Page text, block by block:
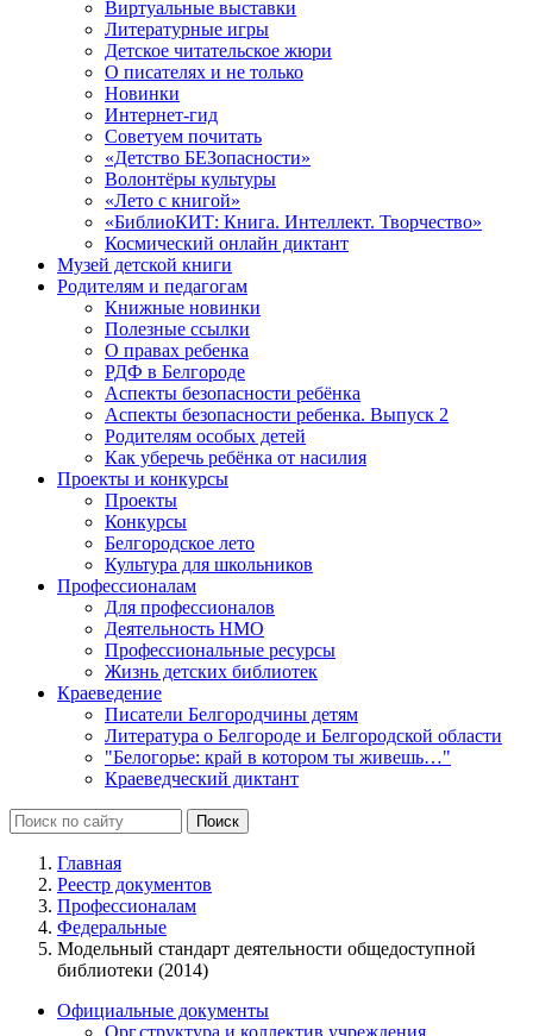
Виртуальные выставки
Литературные игры
Детское читательское жюри
О писателях и не только
Новинки
Интернет-гид
Советуем почитать
«Детство БЕЗопасности»
Волонтёры культуры
«Лето с книгой»
«БиблиоКИТ: Книга. Интеллект. Творчество»
Космический онлайн диктант
Музей детской книги
Родителям и педагогам
Книжные новинки
Полезные ссылки
О правах ребенка
РДФ в Белгороде
Аспекты безопасности ребёнка
Аспекты безопасности ребенка. Выпуск 2
Родителям особых детей
Как уберечь ребёнка от насилия
Проекты и конкурсы
Проекты
Конкурсы
Белгородское лето
Культура для школьников
Профессионалам
Для профессионалов
Деятельность НМО
Профессиональные ресурсы
Жизнь детских библиотек
Краеведение
Писатели Белгородчины детям
Литература о Белгороде и Белгородской области
"Белогорье: край в котором ты живешь…"
Краеведческий диктант
Главная
Реестр документов
Профессионалам
Федеральные
Модельный стандарт деятельности общедоступной
библиотеки (2014)
Официальные документы
Орг.структура и коллектив учреждения